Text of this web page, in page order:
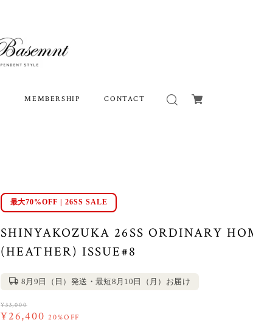
MEMBERSHIP CONTACT
最大70%OFF | 26SS SALE
SHINYAKOZUKA 26SS ORDINARY
(HEATHER) ISSUE#8
8月9日（日）発送・最短8月10日（月）お届け
¥33,000
¥26,400 20%OFF